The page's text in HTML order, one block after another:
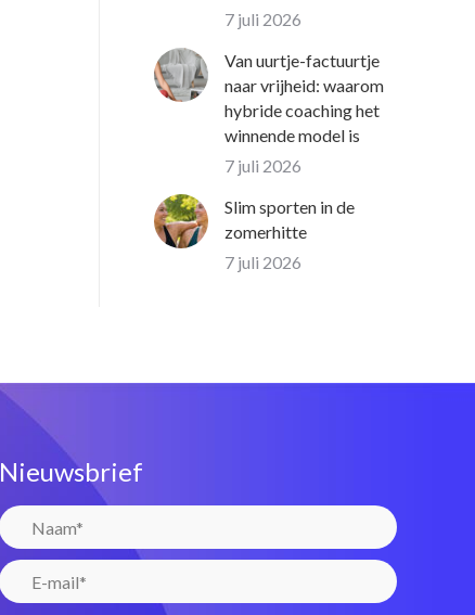
7 juli 2026
Van uurtje-factuurtje
naar vrijheid: waarom
hybride coaching het
winnende model is
7 juli 2026
Slim sporten in de
zomerhitte
7 juli 2026
Nieuwsbrief